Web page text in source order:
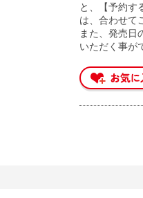
と、【予約す
は、合わせて
また、発売日
いただく事が